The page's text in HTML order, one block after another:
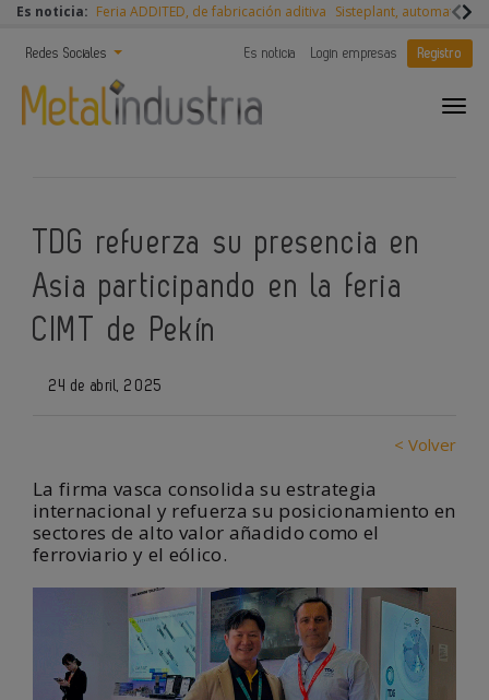
Es noticia: Feria ADDITED, de fabricación aditiva Sisteplant,
Redes Sociales Es noticia Login empresas Registro
TDG refuerza su presencia en
Asia participando en la feria
CIMT de Pekín
24 de abril, 2025
< Volver
La firma vasca consolida su estrategia
internacional y refuerza su posicionamiento en
sectores de alto valor añadido como el
ferroviario y el eólico.